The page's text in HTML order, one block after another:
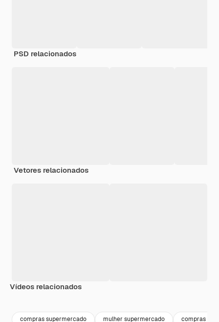
PSD relacionados
Vetores relacionados
Vídeos relacionados
compras supermercado mulher supermercado compras